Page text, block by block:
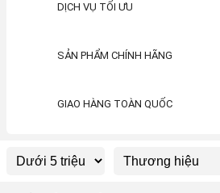
DỊCH VỤ TỐI ƯU
SẢN PHẨM CHÍNH HÃNG
GIAO HÀNG TOÀN QUỐC